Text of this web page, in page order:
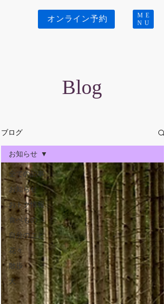
ME
NU
オンライン予約
Blog
ブログ
全ての記事
お知らせ
おトク情報
食べもの
自分のこと
花々
散歩
犬
お知らせ